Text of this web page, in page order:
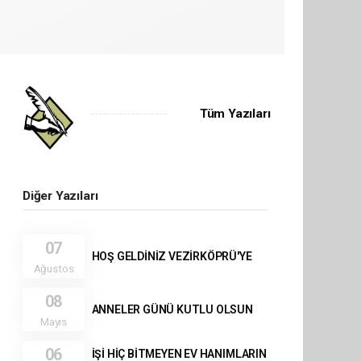
Tüm Yazıları
Diğer Yazıları
07
Ağustos
HOŞ GELDİNİZ VEZİRKÖPRÜ'YE
08
Mayıs
ANNELER GÜNÜ KUTLU OLSUN
06 İŞİ HİÇ BİTMEYEN EV HANIMLARIN